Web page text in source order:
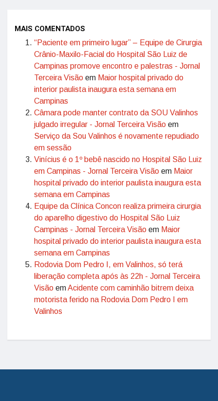
MAIS COMENTADOS
“Paciente em primeiro lugar” – Equipe de Cirurgia
Crânio-Maxilo-Facial do Hospital São Luiz de
Campinas promove encontro e palestras - Jornal
Terceira Visão em Maior hospital privado do
interior paulista inaugura esta semana em
Campinas
Câmara pode manter contrato da SOU Valinhos
julgado irregular - Jornal Terceira Visão em
Serviço da Sou Valinhos é novamente repudiado
em sessão
Vinícius é o 1º bebê nascido no Hospital São Luiz
em Campinas - Jornal Terceira Visão em Maior
hospital privado do interior paulista inaugura esta
semana em Campinas
Equipe da Clínica Concon realiza primeira cirurgia
do aparelho digestivo do Hospital São Luiz
Campinas - Jornal Terceira Visão em Maior
hospital privado do interior paulista inaugura esta
semana em Campinas
Rodovia Dom Pedro I, em Valinhos, só terá
liberação completa após às 22h - Jornal Terceira
Visão emAcidente com caminhão bitrem deixa
motorista ferido na Rodovia Dom Pedro I em
Valinhos